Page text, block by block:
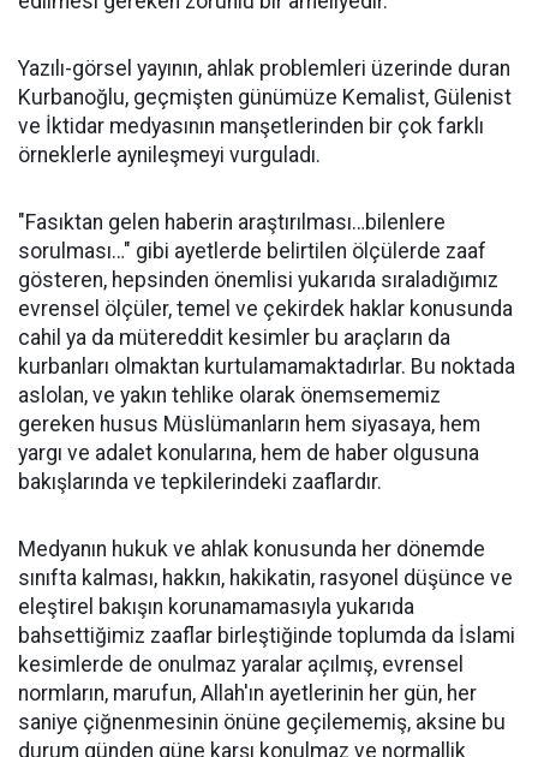
Yazılı-görsel yayının, ahlak problemleri üzerinde duran
Kurbanoğlu, geçmişten günümüze Kemalist, Gülenist
ve İktidar medyasının manşetlerinden bir çok farklı
örneklerle aynileşmeyi vurguladı.
"Fasıktan gelen haberin araştırılması…bilenlere
sorulması…" gibi ayetlerde belirtilen ölçülerde zaaf
gösteren, hepsinden önemlisi yukarıda sıraladığımız
evrensel ölçüler, temel ve çekirdek haklar konusunda
cahil ya da mütereddit kesimler bu araçların da
kurbanları olmaktan kurtulamamaktadırlar. Bu noktada
aslolan, ve yakın tehlike olarak önemsememiz
gereken husus Müslümanların hem siyasaya, hem
yargı ve adalet konularına, hem de haber olgusuna
bakışlarında ve tepkilerindeki zaaflardır.
Medyanın hukuk ve ahlak konusunda her dönemde
sınıfta kalması, hakkın, hakikatin, rasyonel düşünce ve
eleştirel bakışın korunamamasıyla yukarıda
bahsettiğimiz zaaflar birleştiğinde toplumda da İslami
kesimlerde de onulmaz yaralar açılmış, evrensel
normların, marufun, Allah'ın ayetlerinin her gün, her
saniye çiğnenmesinin önüne geçilememiş, aksine bu
durum günden güne karşı konulmaz ve normallik